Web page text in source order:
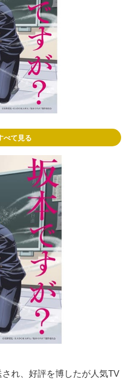
べて見る
れ、好評を博したが人気TV